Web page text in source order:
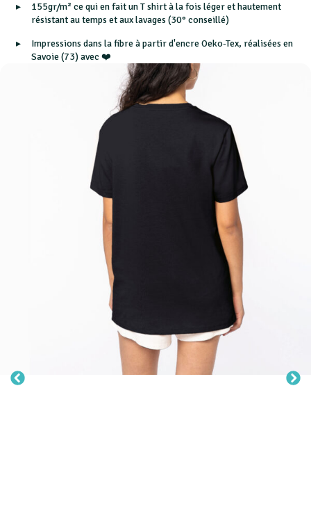
155gr/m² ce qui en fait un T shirt à la fois léger et hautement
résistant au temps et aux lavages (30° conseillé)
Impressions dans la fibre à partir d'encre Oeko-Tex, réalisées en
Savoie (73) avec ❤️